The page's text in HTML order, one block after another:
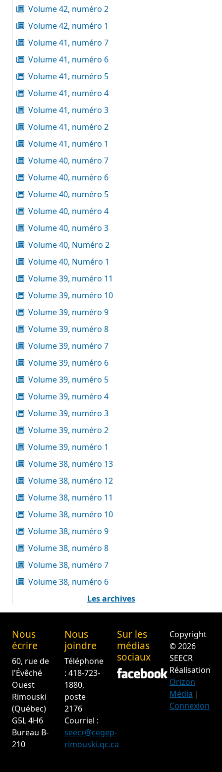
Volume 42, numéro 2
Volume 42, numéro 1
Volume 41, numéro 7
Volume 41, numéro 6
Volume 41, numéro 5
Volume 41, numéro 4
Volume 41, numéro 3
Volume 41, numéro 2
Volume 41, numéro 1
Volume 40, numéro 7
Volume 40, numéro 6
Volume 40, numéro 5
Volume 40, numéro 4
Volume 40, numéro 3
Volume 40, Numéro 2
Volume 40, Numéro 1
Volume 39, numéro 11
Volume 39, numéro 10
Volume 39, numéro 9
Volume 39, numéro 8
Volume 39, numéro 7
Volume 39, numéro 6
Volume 39, numéro 5
Volume 39, numéro 4
Volume 39, numéro 3
Volume 39, numéro 2
Volume 39, numéro 1
Volume 38, numéro 13
Volume 38, numéro 12
Volume 38, numéro 11
Volume 38, numéro 10
Volume 38, numéro 9
Volume 38, numéro 8
Volume 38, numéro 7
Volume 38, numéro 6
Les archives
Nous
écrire
60, rue de
l'Évêché
Ouest
Rimouski
(Québec)
G5L 4H6
Bureau B-
210
Nous
joindre
Téléphone
: 418-723-
1880,
poste
2176
Courriel :
seecr@cegep-
rimouski.qc.ca
Sur les
médias
sociaux
Copyright
© 2026
SEECR
Réalisation
Orizon
Média |
Connexion